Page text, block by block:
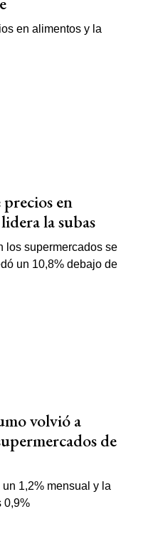
en
la subas
volvió a
de